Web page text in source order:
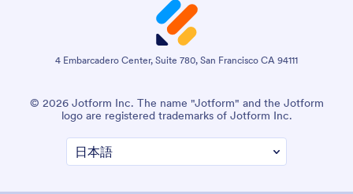
4 Embarcadero Center, Suite 780, San Francisco CA 94111
© 2026 Jotform Inc. The name "Jotform" and the Jotform
logo are registered trademarks of Jotform Inc.